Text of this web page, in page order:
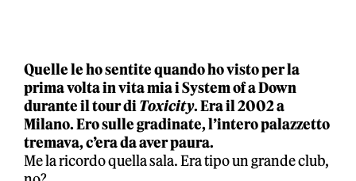
Quelle le ho sentite quando ho visto per la
prima volta in vita mia i System of a Down
durante il tour diToxicity. Era il 2002 a
Milano. Ero sulle gradinate, l’intero palazzetto
tremava, c’era da aver paura.
Me la ricordo quella sala. Era tipo un grande club,